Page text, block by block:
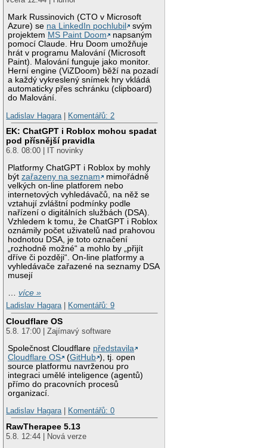
Mark Russinovich (CTO v Microsoft
Azure) se na LinkedIn pochlubil
svým
projektem MS Paint Doom
napsaným
pomocí Claude. Hru Doom umožňuje
hrát v programu Malování (Microsoft
Paint). Malování funguje jako monitor.
Herní engine (ViZDoom) běží na pozadí
a každý vykreslený snímek hry vkládá
automaticky přes schránku (clipboard)
do Malování.
Ladislav Hagara
Komentářů: 2
EK: ChatGPT i Roblox mohou spadat
pod přísnější pravidla
6.8. 08:00 | IT novinky
Platformy ChatGPT i Roblox by mohly
býtzařazeny na seznam
mimořádně
velkých on-line platforem nebo
internetových vyhledávačů, na něž se
vztahují zvláštní podmínky podle
nařízení o digitálních službách (DSA).
Vzhledem k tomu, že ChatGPT i Roblox
oznámily počet uživatelů nad prahovou
hodnotou DSA, je toto označení
„rozhodně možné“ a mohlo by „přijít
dříve či později“. On-line platformy a
vyhledávače zařazené na seznamy DSA
musejí
…více »
Ladislav Hagara| Komentářů: 9
Cloudflare OS
5.8. 17:00 | Zajímavý software
Společnost Cloudflare představila
Cloudflare OS
(GitHub ), tj. open
source platformu navrženou pro
integraci umělé inteligence (agentů)
přímo do pracovních procesů
organizací.
Ladislav Hagara| Komentářů: 0
RawTherapee 5.13
5.8. 12:44 | Nová verze